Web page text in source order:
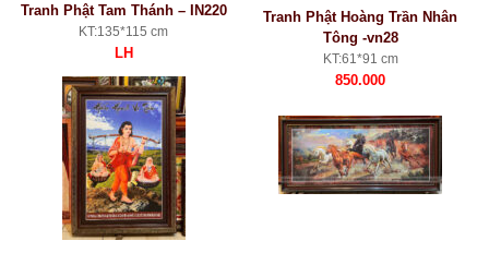
Tranh Phật Tam Thánh – IN220
KT:135*115 cm
LH
Tranh Phật Hoàng Trần Nhân
Tông -vn28
KT:61*91 cm
850.000